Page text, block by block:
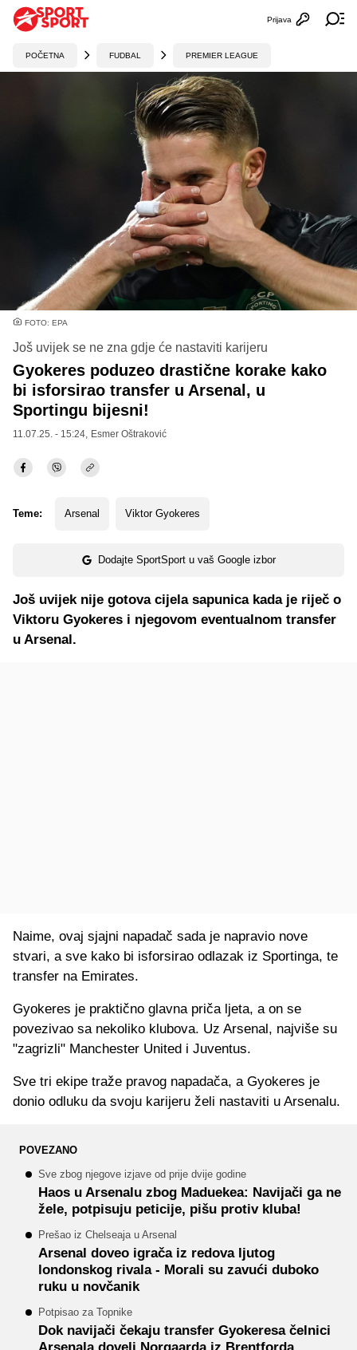
Otvori
Prijava
POČETNA FUDBAL PREMIER LEAGUE
FOTO: EPA
Još uvijek se ne zna gdje će nastaviti karijeru
Gyokeres poduzeo drastične korake kako
bi isforsirao transfer u Arsenal, u
Sportingu bijesni!
11.07.25. - 15:24, Esmer Oštraković
Teme: Arsenal Viktor Gyokeres
Dodajte SportSport u vaš Google izbor
Još uvijek nije gotova cijela sapunica kada je riječ o
Viktoru Gyokeres i njegovom eventualnom transfer
u Arsenal.
Naime, ovaj sjajni napadač sada je napravio nove
stvari, a sve kako bi isforsirao odlazak iz Sportinga, te
transfer na Emirates.
Gyokeres je praktično glavna priča ljeta, a on se
povezivao sa nekoliko klubova. Uz Arsenal, najviše su
"zagrizli" Manchester United i Juventus.
Sve tri ekipe traže pravog napadača, a Gyokeres je
donio odluku da svoju karijeru želi nastaviti u Arsenalu.
POVEZANO
Sve zbog njegove izjave od prije dvije godine
Haos u Arsenalu zbog Maduekea: Navijači ga ne
žele, potpisuju peticije, pišu protiv kluba!
Prešao iz Chelseaja u Arsenal
Arsenal doveo igrača iz redova ljutog
londonskog rivala - Morali su zavući duboko
ruku u novčanik
Potpisao za Topnike
Dok navijači čekaju transfer Gyokeresa čelnici
Arsenala doveli Norgaarda iz Brentforda